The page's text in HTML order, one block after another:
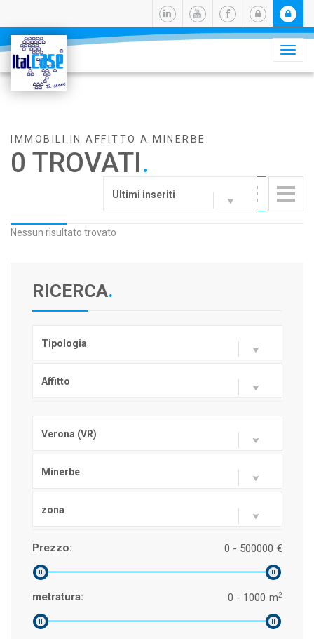
IMMOBILI IN AFFITTO A MINERBE
0 TROVATI.
Ultimi inseriti
Nessun risultato trovato
RICERCA.
Tipologia
Affitto
Verona (VR)
Minerbe
zona
Prezzo: €
0 - 500000
metratura: m2
0 - 1000